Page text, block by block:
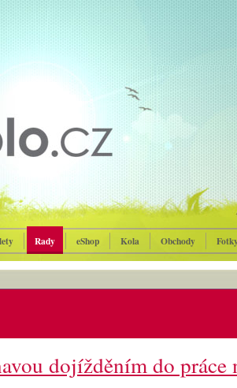
Rady eShop Kola Obchody
dojížděním do práce